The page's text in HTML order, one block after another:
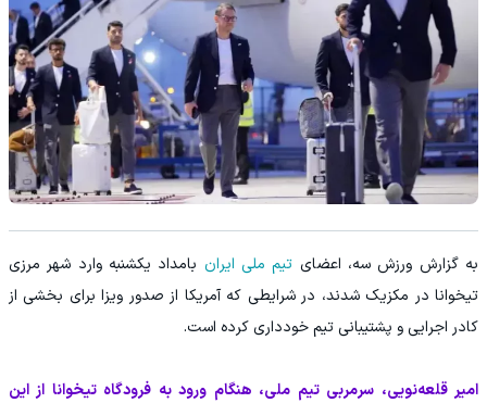
به گزارش ورزش سه، اعضای تیم ملی ایران بامداد یکشنبه وارد شهر مرزی
تیخوانا در مکزیک شدند، در شرایطی که آمریکا از صدور ویزا برای بخشی از
کادر اجرایی و پشتیبانی تیم خودداری کرده است.
امیر قلعه‌نویی، سرمربی تیم ملی، هنگام ورود به فرودگاه تیخوانا از این